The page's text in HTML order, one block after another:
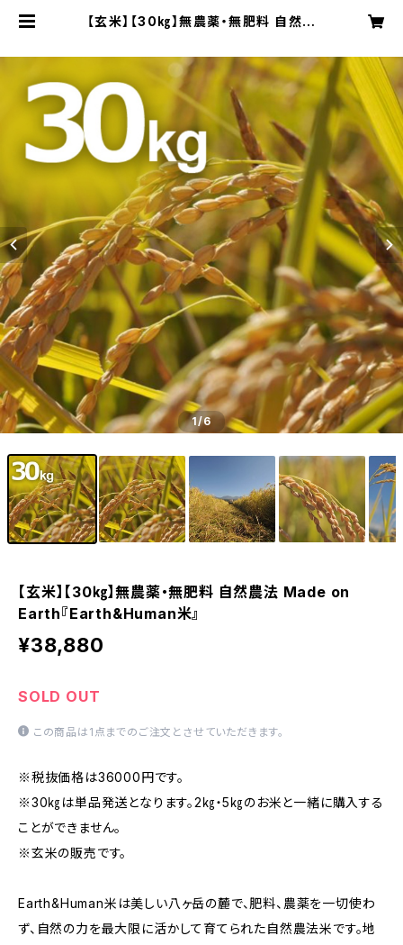
【玄米】【30㎏】無農薬・無肥料 自然農
manオンラインショップ
1/6
【玄米】【30㎏】無農薬・無肥料 自然農法 Made on
Earth『Earth&Human米』
¥38,880
SOLD OUT
この商品は1点までのご注文とさせていただきます。
※税抜価格は36000円です。
※30㎏は単品発送となります。2㎏・5㎏のお米と一緒に購入する
ことができません。
※玄米の販売です。
Earth&Human米は美しい八ヶ岳の麓で、肥料、農薬を一切使わ
ず、自然の力を最大限に活かして育てられた自然農法米です。地